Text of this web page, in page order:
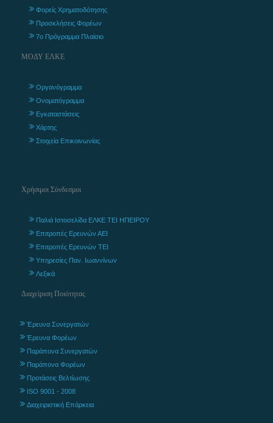
Φορείς Χρηματοδότησης
Προσκλήσεις Φορέων
7ο Πρόγραμμα Πλαίσιο
ΜΟΔΥ ΕΛΚΕ
Οργανόγραμμα
Ονοματόγραμμα
Εγκαταστάσεις
Χάρτης
Στοιχεία Επικοινωνίας
Χρήσιμοι Σύνδεσμοι
Παλιά Ιστοσελίδα ΕΛΚΕ ΤΕΙ ΗΠΕΙΡΟΥ
Επιτροπές Ερευνών ΑΕΙ
Επιτροπές Ερευνών ΤΕΙ
Υπηρεσίες Παν. Ιωαννίνων
Λεξικά
Διαχείριση Ποιότητας
Έρευνα Συνεργατών
Έρευνα Φορέων
Παράπονα Συνεργατών
Παράπονα Φορέων
Προτάσεις Βελτίωσης
ISO 9001 - 2008
Διαχειριστική Επάρκεια